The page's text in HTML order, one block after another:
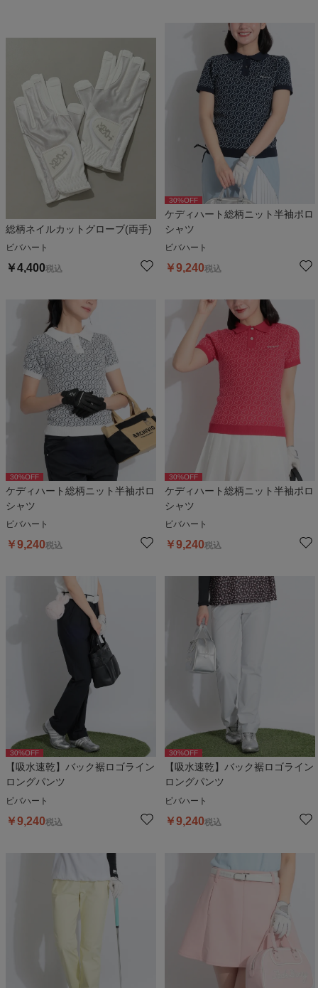
総柄ネイルカットグローブ(両手)
ビバハート
￥4,400税込
30%OFF
ケディハート総柄ニット半袖ポロ
シャツ
ビバハート
￥9,240税込
30%OFF
ケディハート総柄ニット半袖ポロ
シャツ
ビバハート
￥9,240税込
30%OFF
ケディハート総柄ニット半袖ポロ
シャツ
ビバハート
￥9,240税込
30%OFF
【吸水速乾】バック裾ロゴライン
ロングパンツ
ビバハート
￥9,240税込
30%OFF
【吸水速乾】バック裾ロゴライン
ロングパンツ
ビバハート
￥9,240税込